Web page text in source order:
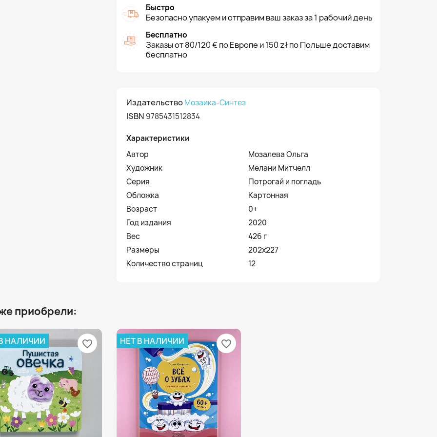
Быстро
Безопасно упакуем и отправим ваш заказ за 1 рабочий день
Бесплатно
Заказы от 80/120 € по Европе и 150 zł по Польше доставим
бесплатно
ИздательствоМозаика-Синтез
ISBN 9785431512834
Характеристики
Автор
Мозалева Ольга
Художник
Мелани Митчелл
Серия
Потрогай и погладь
Обложка
Картонная
Возраст
0+
Год издания
2020
Вес
426 г
Размеры
202х227
Количество страниц
12
приобрели:
НАЛИЧИИ favorite_border НЕТ В НАЛИЧИИ favorite_border